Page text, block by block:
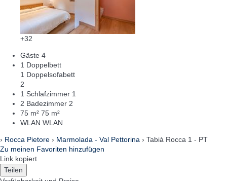
+32
Gäste 4
1 Doppelbett
1 Doppelsofabett
2
1 Schlafzimmer 1
2 Badezimmer 2
75 m² 75 m²
WLAN WLAN
› Rocca Pietore › Marmolada - Val Pettorina › Tabià Rocca 1 - PT
Zu meinen Favoriten hinzufügen
Link kopiert
Teilen